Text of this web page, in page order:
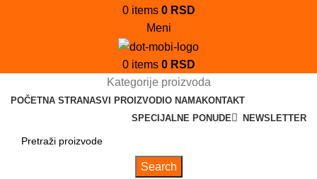
0 items 0 RSD
Meni
0 items 0 RSD
Kategorije proizvoda
POČETNA STRANASVI PROIZVODIO NAMAKONTAKT
SPECIJALNE PONUDE
NEWSLETTER
Search